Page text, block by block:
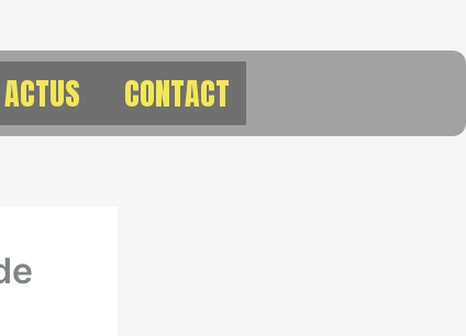
ACTUS CONTACT